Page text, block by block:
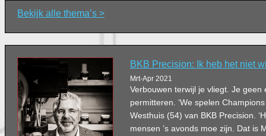
Bekijk alle thema’s >
BKB Precision: Ik heb het niet
Mrt-Apr 2021
Verbouwen terwijl je vliegt. Je geen
permitteren. ‘We spelen
Westhuis (54) van BKB Precision.
mensen ’s avonds moe zijn. Dat is